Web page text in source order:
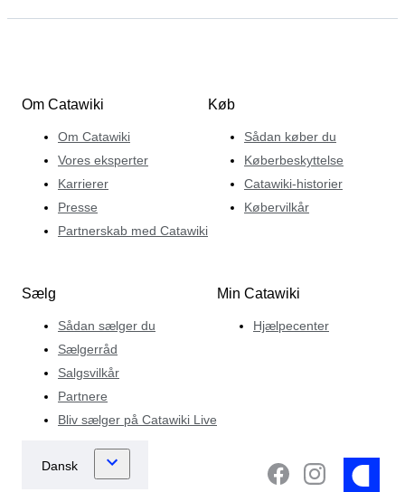
Om Catawiki
Om Catawiki
Vores eksperter
Karrierer
Presse
Partnerskab med Catawiki
Køb
Sådan køber du
Køberbeskyttelse
Catawiki-historier
Købervilkår
Sælg
Sådan sælger du
Sælgerråd
Salgsvilkår
Partnere
Bliv sælger på Catawiki Live
Min Catawiki
Hjælpecenter